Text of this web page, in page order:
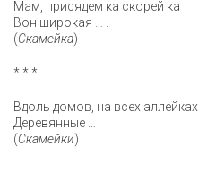
Мам, присядем ка скорей ка
Вон широкая … .
(Скамейка)
* * *
Вдоль домов, на всех аллейках
Деревянные …
(Скамейки)